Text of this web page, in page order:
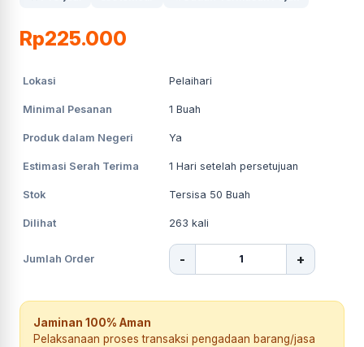
Rp225.000
Lokasi Pelaihari
Minimal Pesanan 1 Buah
Produk dalam Negeri Ya
Estimasi Serah Terima 1 Hari setelah persetujuan
Stok Tersisa 50 Buah
Dilihat 263 kali
Jumlah Order - +
Jaminan 100% Aman
Pelaksanaan proses transaksi pengadaan barang/jasa